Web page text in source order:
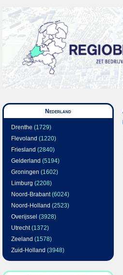
Nederland
Drenthe (1729)
Flevoland (1220)
Friesland (2840)
Gelderland (5194)
Groningen (1602)
Limburg (2208)
Noord-Brabant(6024)
Noord-Holland (2523)
Overijssel (3928)
Utrecht(1372)
Zeeland (1578)
Zuid-Holland (3948)